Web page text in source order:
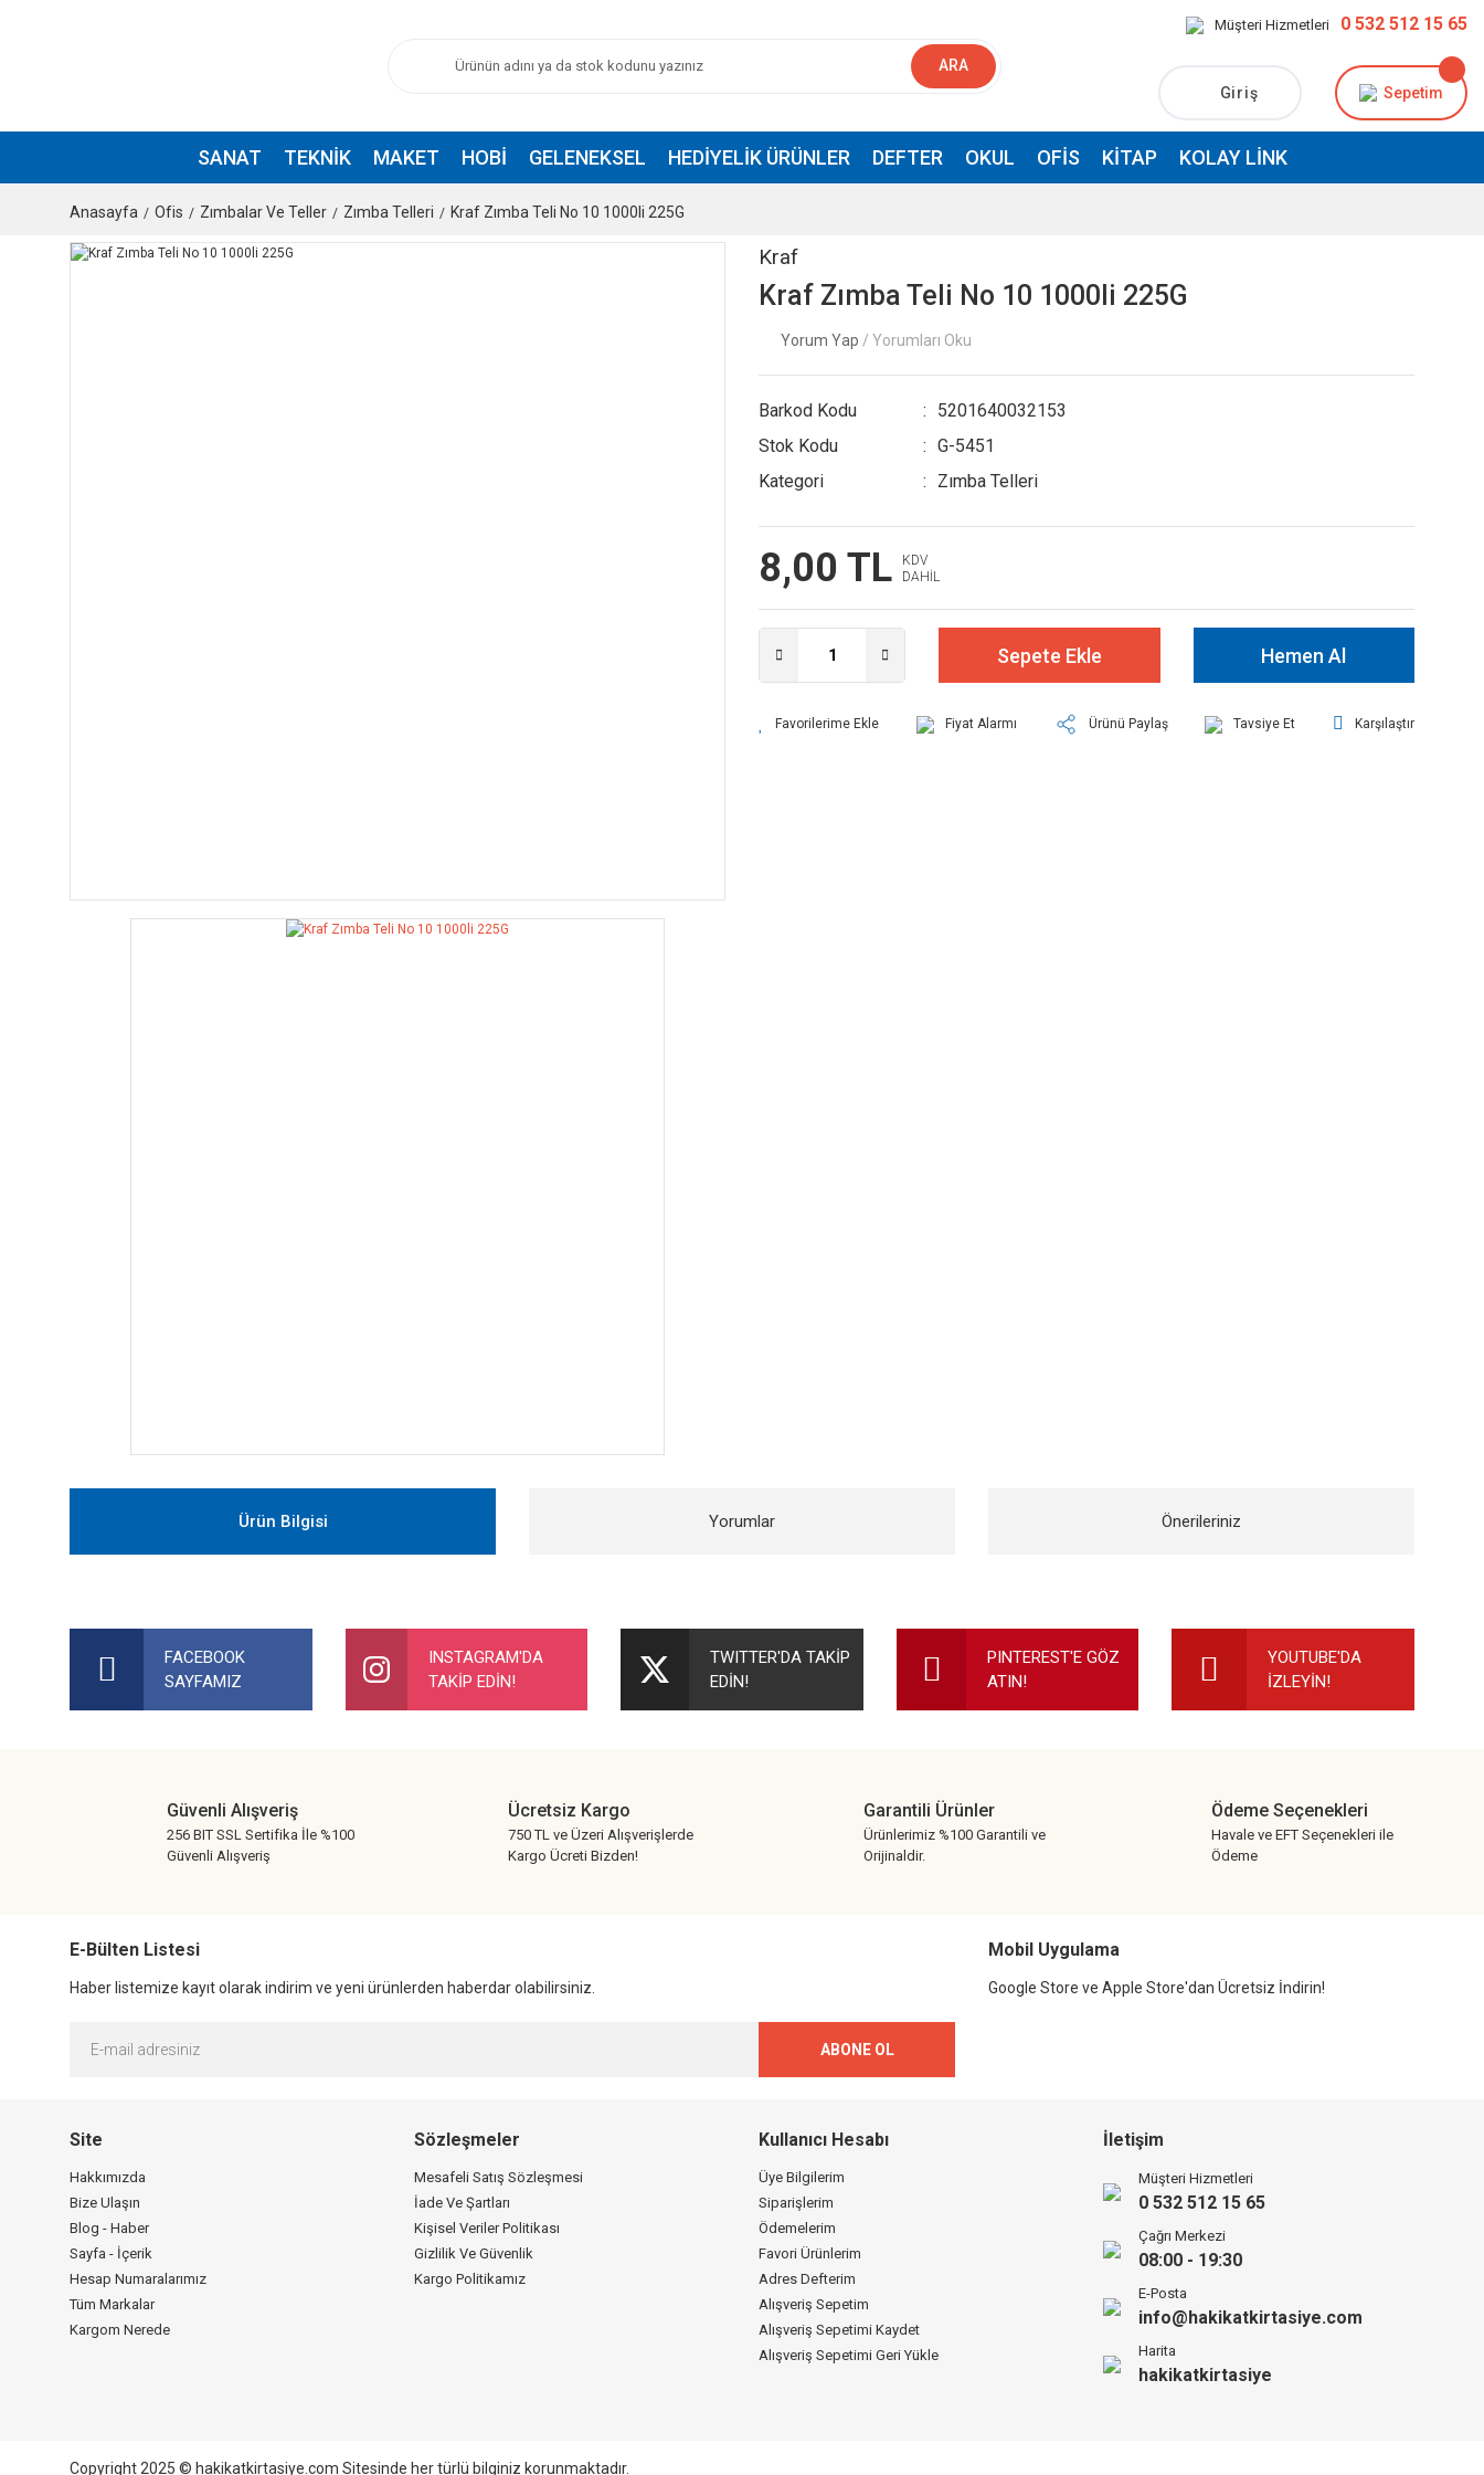
ARA
Müşteri Hizmetleri 0 532 512 15 65
Giriş Sepetim
SANAT TEKNIK MAKET HOBI GELENEKSEL HEDIYELIK ÜRÜNLER DEFTER OKUL OFIS KITAP KOLAY LINK
Anasayfa Ofis Zımbalar Ve Teller Zımba Telleri Kraf Zımba Teli No 10 1000li 225G
Kraf
Kraf Zımba Teli No 10 1000li 225G
Yorum Yap / Yorumları Oku
Barkod Kodu
5201640032153
Stok Kodu
G-5451
Kategori
Zımba Telleri
8,00 TL
KDV
DAHİL
Sepete Ekle Hemen Al
Fiyat Alarmı Ürünü Paylaş Tavsiye Et Karşılaştır
Ürün Bilgisi Yorumlar Önerileriniz
Bu ürüne ilk yorumu siz yapın!
Bu ürüne benzer farklı alternatifler olmalı.
FACEBOOK
SAYFAMIZ
INSTAGRAM'DA
TAKİP EDİN!
TWITTER'DA TAKİP
EDİN!
PINTEREST'E GÖZ
ATIN!
YOUTUBE'DA
İZLEYİN!
Güvenli Alışveriş
256 BIT SSL Sertifika İle %100
Güvenli Alışveriş
Ücretsiz Kargo
750 TL ve Üzeri Alışverişlerde
Kargo Ücreti Bizden!
Garantili Ürünler
Ürünlerimiz %100 Garantili ve
Orijinaldir.
Ödeme Seçenekleri
Havale ve EFT Seçenekleri ile
Ödeme
E-Bülten Listesi
Haber listemize kayıt olarak indirim ve yeni ürünlerden haberdar olabilirsiniz.
ABONE OL
Mobil Uygulama
Google Store ve Apple Store'dan Ücretsiz İndirin!
Site
Hakkımızda
Bize Ulaşın
Blog - Haber
Sayfa - İçerik
Hesap Numaralarımız
Tüm Markalar
Kargom Nerede
Sözleşmeler
Mesafeli Satış Sözleşmesi
İade Ve Şartları
Kişisel Veriler Politikası
Gizlilik Ve Güvenlik
Kargo Politikamız
Kullanıcı Hesabı
Üye Bilgilerim
Siparişlerim
Ödemelerim
Favori Ürünlerim
Adres Defterim
Alışveriş Sepetim
Alışveriş Sepetimi Kaydet
Alışveriş Sepetimi Geri Yükle
İletişim
Müşteri Hizmetleri
0 532 512 15 65
Çağrı Merkezi
08:00 - 19:30
E-Posta
info@hakikatkirtasiye.com
Harita
hakikatkirtasiye
Copyright 2025 © hakikatkirtasiye.com Sitesinde her türlü bilginiz korunmaktadır.